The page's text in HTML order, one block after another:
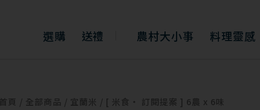
選購 送禮 農村大小事 料理靈感
首頁 / 全部商品 / 宜蘭米 / [ 米食‧ 訂閱提案 ] 6農 x 6味